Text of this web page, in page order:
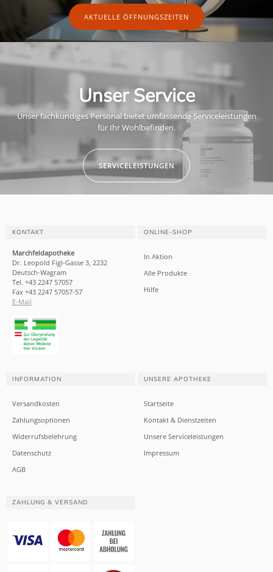
AKTUELLE ÖFFNUNGSZEITEN
Unser Service
Unser fachkundiges Personal bietet umfassende Serviceleistungen
für Ihr Wohlbefinden.
SERVICELEISTUNGEN
KONTAKT
Marchfeldapotheke
Dr. Leopold Figl-Gasse 3, 2232
Deutsch-Wagram
Tel. +43 2247 57057
Fax +43 2247 57057-57
E-Mail
ONLINE-SHOP
In Aktion
Alle Produkte
Hilfe
INFORMATION
Versandkosten
Zahlungsoptionen
Widerrufsbelehrung
Datenschutz
AGB
UNSERE APOTHEKE
Startseite
Kontakt & Dienstzeiten
Unsere Serviceleistungen
Impressum
ZAHLUNG & VERSAND